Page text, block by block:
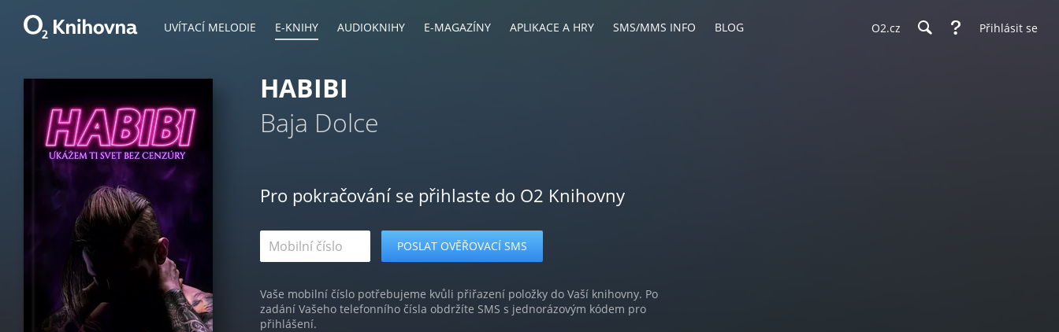
UVÍTACÍ MELODIE E-KNIHY AUDIOKNIHY E-MAGAZÍNY APLIKACE A HRY SMS/MMS INFO BLOG O2.cz Přihlásit se
HABIBI
Baja Dolce
Pro pokračování se přihlaste do O2 Knihovny
Vaše mobilní číslo potřebujeme kvůli přiřazení položky do Vaší knihovny. Po
zadání Vašeho telefonního čísla obdržíte SMS s jednorázovým kódem pro
přihlášení.